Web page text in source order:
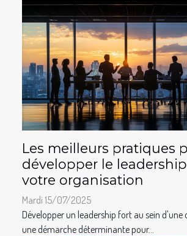
Les meilleurs pratiques
développer le
votre organisation
Mardi 15/07/2025
Développer un leadership fort au sein d'une
une démarche déterminante pour...